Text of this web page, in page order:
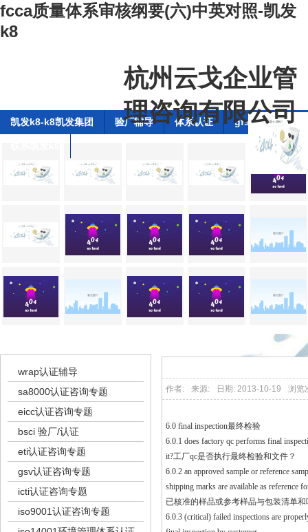
fcca质量体系审核纲要(六)中英对照-凯发
k8
杭州云戈企业管
理咨询有限公司
凯发k8-k8凯发集团 验厂辅导 体系认证 gfsi全球食品安
wrap认证辅导
sa8000认证咨询专题
eicc认证咨询专题
bsci 验厂/认证
eti认证咨询专题
gsv认证咨询专题
icti认证咨询专题
iso9001认证咨询专题
作者: 来源: 日期: 2013-10-19 浏览
6.0 final inspection最终检验
6.0.1 does factory qc performs final
it?工厂qc是否执行最终检验和文件？
6.0.2 an approved sample or reference
shipping marks are available as reference
已核准的样品或参考样品与包装清单
6.0.3 (critical) failed inspections are